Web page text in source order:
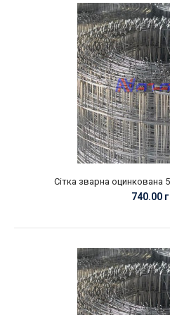
Сітка зварна оцинкована
740.00